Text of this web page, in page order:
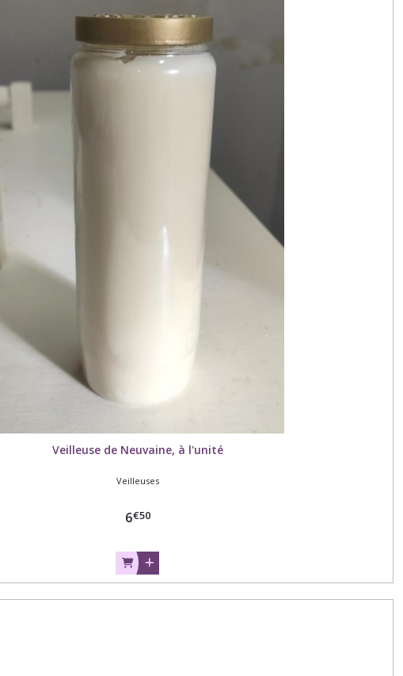
Veilleuse de Neuvaine, à l'unité
Veilleuses
6€50